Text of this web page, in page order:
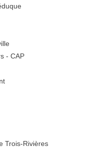
- CAP
Trois-Rivières